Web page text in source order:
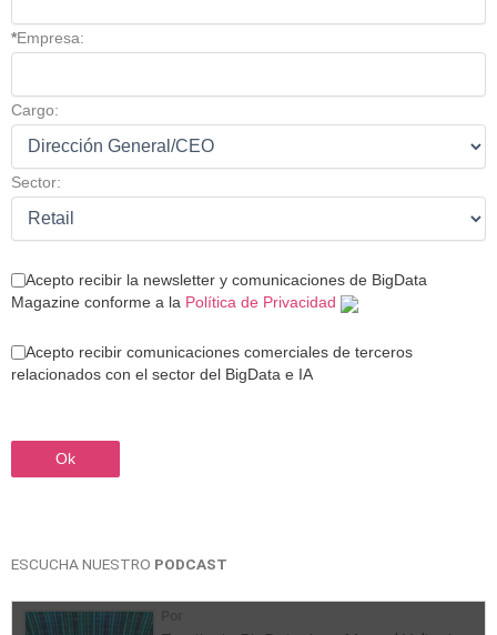
*Empresa:
Cargo:
Sector:
Acepto recibir la newsletter y comunicaciones de BigData
Magazine conforme a la Política de Privacidad
Acepto recibir comunicaciones comerciales de terceros
relacionados con el sector del BigData e IA
ESCUCHA NUESTRO PODCAST